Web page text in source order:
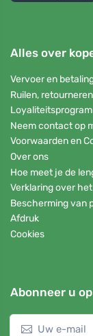
Alles over
Vervoer en
Ruilen,
Neem contact op
Voorwaarden en
Over ons
Hoe meet je de
Verklaring over
Bescherming van
Afdruk
Cookies
Abonneer u